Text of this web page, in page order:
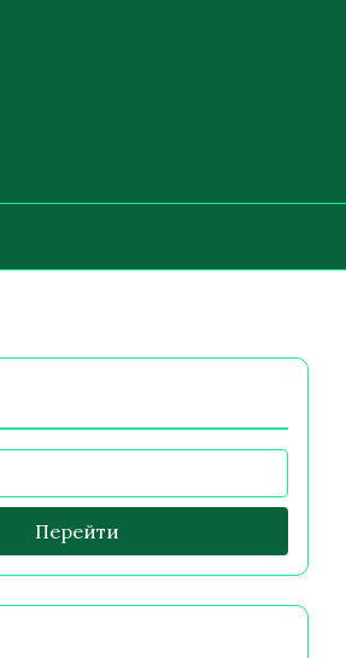
Перейти